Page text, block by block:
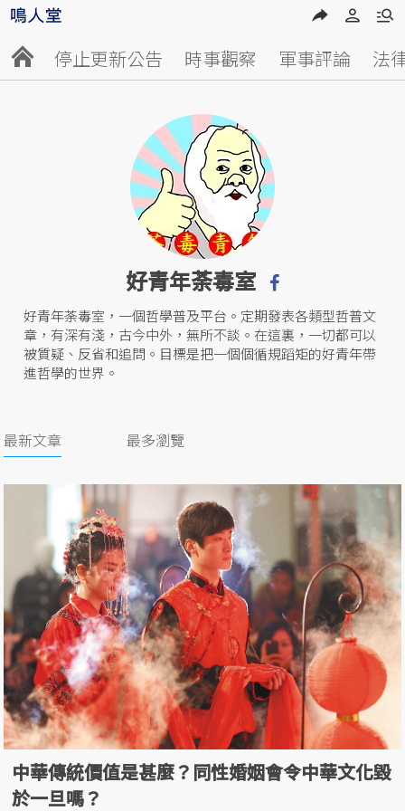
停止更新公告 時事觀察 軍事評論 法
好青年荼毒室
好青年荼毒室，一個哲學普及平台。定期發表各類型哲普文
章，有深有淺，古今中外，無所不談。在這裏，一切都可以
被質疑、反省和追問。目標是把一個個循規蹈矩的好青年帶
進哲學的世界。
最新文章 最多瀏覽
中華傳統價值是甚麼？同性婚姻會令中華文化毀
於一旦嗎？